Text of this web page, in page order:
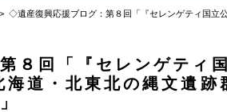
◇遺産復興応援ブログ：第８回「『セレンゲティ国立
８回「『セレンゲティ
海道・北東北の縄文遺跡